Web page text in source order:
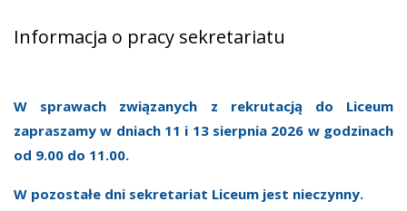
NASZE SUKCESY
GALERIA
KONTAKT
Informacja o pracy sekretariatu
W sprawach związanych z rekrutacją do Liceum
zapraszamy w dniach 11 i 13 sierpnia 2026 w godzinach
od 9.00 do 11.00.
W pozostałe dni sekretariat Liceum jest nieczynny.